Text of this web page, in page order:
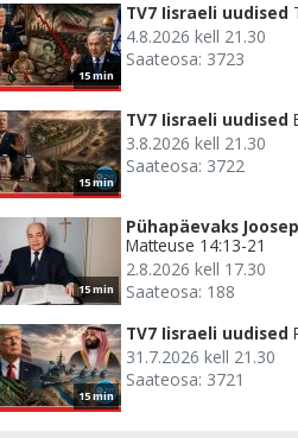
15 min
TV7 Iisraeli uudised
4.8.2026 kell 21.30
Saateosa: 3723
15 min
TV7 Iisraeli uudised
3.8.2026 kell 21.30
Saateosa: 3722
15 min
Pühapäevaks
Matteuse 14:13-21
2.8.2026 kell 17.30
Saateosa: 188
15 min
TV7 Iisraeli uudised
31.7.2026 kell 21.30
Saateosa: 3721